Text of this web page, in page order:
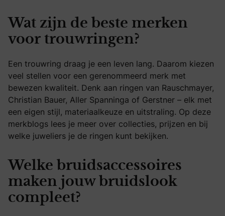
Wat zijn de beste merken
voor trouwringen?
Een trouwring draag je een leven lang. Daarom kiezen
veel stellen voor een gerenommeerd merk met
bewezen kwaliteit. Denk aan ringen van Rauschmayer,
Christian Bauer, Aller Spanninga of Gerstner – elk met
een eigen stijl, materiaalkeuze en uitstraling. Op deze
merkblogs lees je meer over collecties, prijzen en bij
welke juweliers je de ringen kunt bekijken.
Welke bruidsaccessoires
maken jouw bruidslook
compleet?